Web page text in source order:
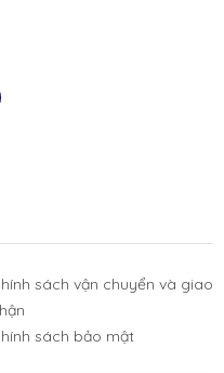
sách vận chuyển và giao
sách bảo mật